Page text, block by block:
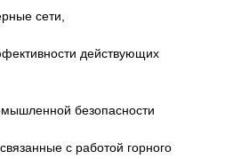
сети,
действующих
безопасности
с работой горного